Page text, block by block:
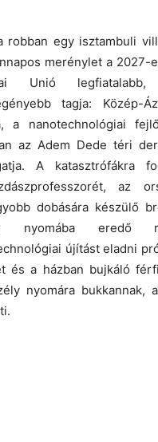
robban egy isztambuli
merénylet a 2027-
Unió legfiatalabb,
tagja: Közép-
a nanotechnológiai
az Adem Dede téri
A katasztrófákra
az
dobására készülő
nyomába eredő
újítást eladni
és a házban bujkáló
nyomára bukkannak,